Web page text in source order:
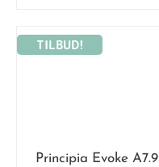
TILBUD!
Principia Evoke A7.9